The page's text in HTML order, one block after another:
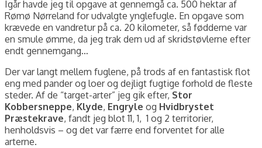
Igår havde jeg til opgave at gennemgå ca. 500 hektar af
Rømø Nørreland for udvalgte ynglefugle. En opgave som
krævede en vandretur på ca. 20 kilometer, så fødderne var
en smule ømme, da jeg trak dem ud af skridstøvlerne efter
endt gennemgang…
Der var langt mellem fuglene, på trods af en fantastisk flot
eng med pander og loer og dejligt fugtige forhold de fleste
steder. Af de “target-arter” jeg gik efter, Stor
Kobbersneppe, Klyde, Engryle og Hvidbrystet
Præstekrave, fandt jeg blot 11, 1, 1 og 2 territorier,
henholdsvis – og det var færre end forventet for alle
arterne.